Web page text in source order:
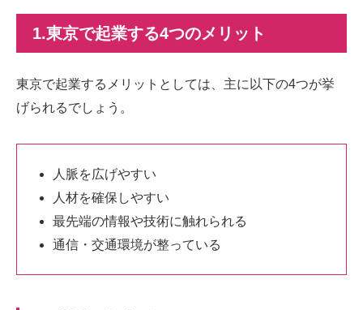
1.東京で起業する4つのメリット
東京で起業するメリットとしては、主に以下の4つが挙
げられるでしょう。
人脈を広げやすい
人材を確保しやすい
最先端の情報や技術に触れられる
通信・交通環境が整っている